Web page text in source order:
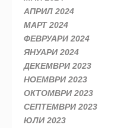
АПРИЛ 2024
МАРТ 2024
ФЕВРУАРИ 2024
ЯНУАРИ 2024
ДЕКЕМВРИ 2023
НОЕМВРИ 2023
ОКТОМВРИ 2023
СЕПТЕМВРИ 2023
ЮЛИ 2023